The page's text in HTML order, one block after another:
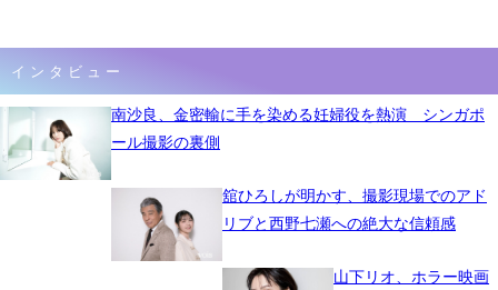
インタビュー
南沙良、金密輸に手を染める妊婦役を熱演 シンガポ
ール撮影の裏側
舘ひろしが明かす、撮影現場でのアド
リブと西野七瀬への絶大な信頼感
山下リオ、ホラー映画